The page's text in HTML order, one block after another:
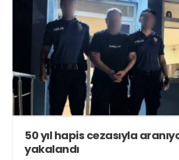
50 yıl hapis cezasıyla
yakalandı